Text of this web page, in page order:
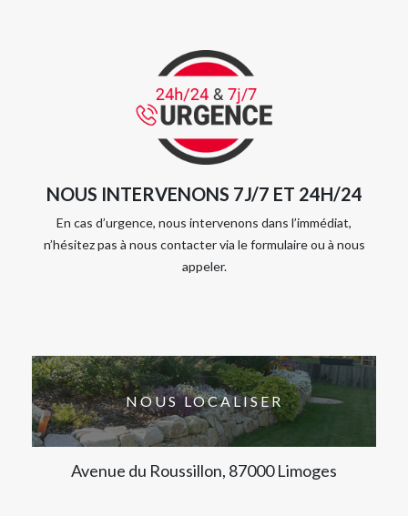
NOUS INTERVENONS 7J/7 ET 24H/24
En cas d’urgence, nous intervenons dans l’immédiat,
n’hésitez pas à nous contacter via le formulaire ou à nous
appeler.
NOUS LOCALISER
Avenue du Roussillon, 87000 Limoges